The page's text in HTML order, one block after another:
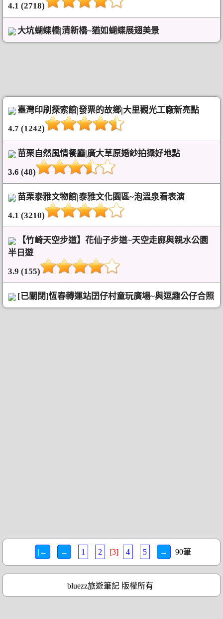
4.1 (2718)
大坑蝴蝶橋|清新橋~猶如蝴蝶展翅美景
臺灣印刷探索館|發票的故鄉|大里觀光工廠新亮點
4.7 (1242)
苗栗自然風情餐廳|廣大草原婚紗拍攝好地點
3.6 (48)
苗栗泰雅文物館|泰雅文化園區~泡溫泉看表演
4.1 (3210)
【竹崎天空步道】花仙子步道~天空走廊與親水公園
半日遊
3.9 (155)
[已關閉]恆春轉運站囝仔村童玩廣場~與逗趣公仔合照
|← ← 1 2 [3] 4 5 → 90筆
bluezz旅遊筆記 版權所有